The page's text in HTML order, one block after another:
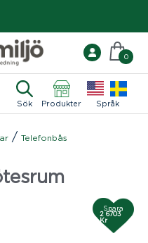
Sök Produkter Språk
0
/ Telefonbås
Spara
2 6703
Kr